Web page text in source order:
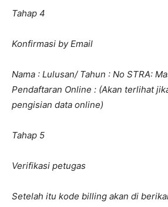
Tahap 4
Konfirmasi by Email
Nama : Lulusan/ Tahun : No STRA:
Pendaftaran Online : (Akan terlihat
pengisian data online)
Tahap 5
Verifikasi petugas
Setelah itu kode billing akan di